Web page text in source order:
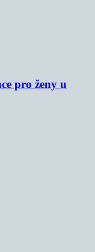
pro ženy u